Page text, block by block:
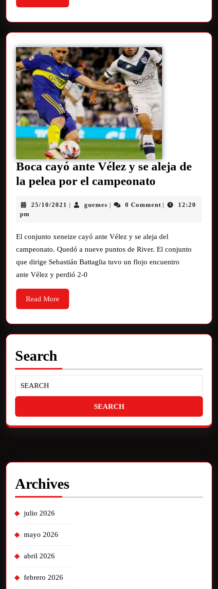
Boca cayó ante Vélez y se aleja de
la pelea por el campeonato
25/10/2021 | guemes | 0 Comment |
12:20
pm
El conjunto xeneize cayó ante Vélez y se aleja del
campeonato. Quedó a nueve puntos de River. El conjunto
que dirige Sebastián Battaglia tuvo un flojo encuentro
ante Vélez y perdió 2-0
Read More
Search
Archives
julio 2026
mayo 2026
abril 2026
febrero 2026